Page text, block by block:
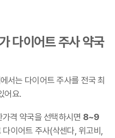
다이어트 주사 약국
서는 다이어트 주사를 전국 최
어요.
격 약국을 선택하시면 8~9
다이어트 주사(삭센다, 위고비,